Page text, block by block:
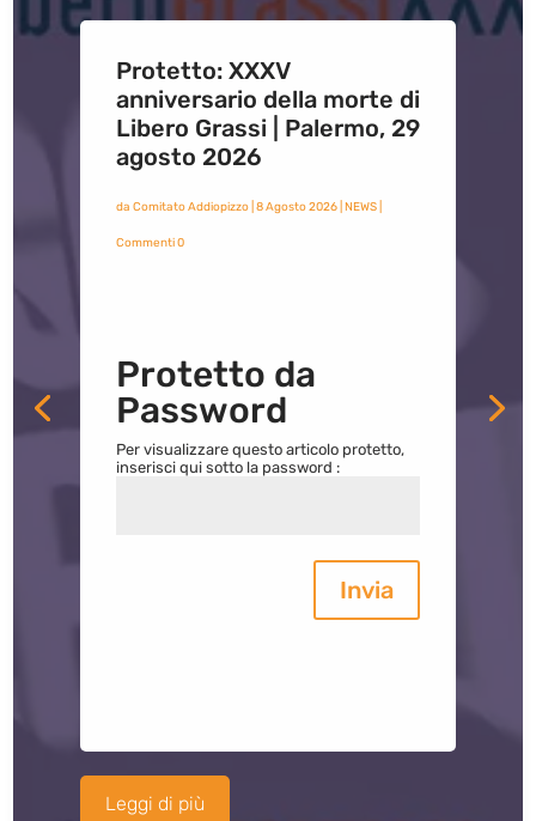
Protetto: XXXV
anniversario della morte di
Libero Grassi | Palermo, 29
agosto 2026
da Comitato Addiopizzo| 8 Agosto 2026| NEWS|
Commenti 0
Protetto da
Password
Per visualizzare questo articolo protetto,
inserisci qui sotto la password :
Invia
Leggi di più